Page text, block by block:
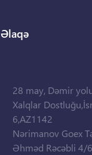
Əlaqə
28 may, Dəmir
Xalqlar
6,AZ1142
Nərimanov Goex
Əhməd Rəcəbli 4/6